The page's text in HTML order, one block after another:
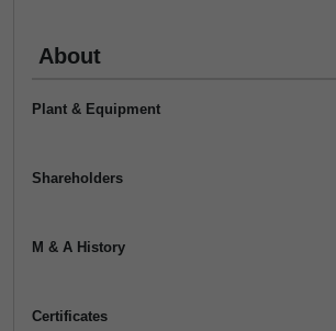
About
Plant & Equipment
Shareholders
M & A History
Certificates